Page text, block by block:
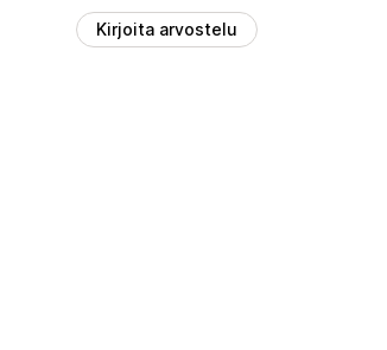
Kirjoita arvostelu